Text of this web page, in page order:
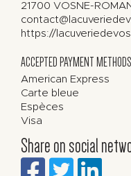
21700 VOSNE-
https://
ACCEPTED PAYMENT METHODS
American Express
Carte bleue
Espèces
Visa
Share on social